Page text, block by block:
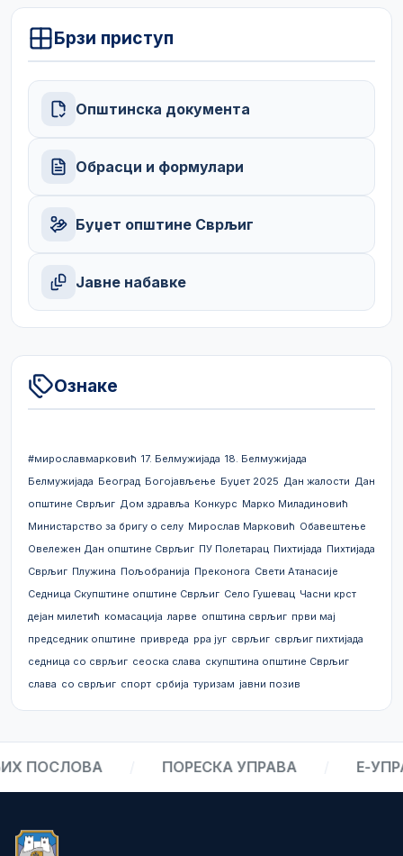
Брзи приступ
Општинска документа
Обрасци и формулари
Буџет општине Сврљиг
Јавне набавке
Ознаке
#мирославмарковић 17. Белмужијада 18. Белмужијада
Белмужијада Београд Богојављење Буџет 2025 Дан жалости Дан
општине Сврљиг Дом здравља Конкурс Марко Миладиновић
Министарство за бригу о селу Мирослав Марковић Обавештење
Овележен Дан општине Сврљиг ПУ Полетарац Пихтијада Пихтијада
Сврљиг Плужина Пољобранија Преконога Свети Атанасије
Седница Скупштине општине Сврљиг Село Гушевац Часни крст
дејан милетић комасација ларве општина сврљиг први мај
председник општине привреда рра југ сврљиг сврљиг пихтијада
седница со сврљиг сеоска слава скупштина општине Сврљиг
слава со сврљиг спорт србија туризам јавни позив
ПОСЛОВА ПОРЕСКА УПРАВА Е-